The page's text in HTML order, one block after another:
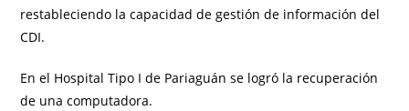
restableciendo la capacidad de gestión de información del
CDI.
En el Hospital Tipo I de Pariaguán se logró la recuperación
de una computadora.